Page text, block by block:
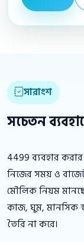
সারাংশ
সচেতন
4499 ব্যবহার
নিজের সময় ও
মৌলিক নিয়ম
কাজ, ঘুম, মানসিক
তৈরি না করে।